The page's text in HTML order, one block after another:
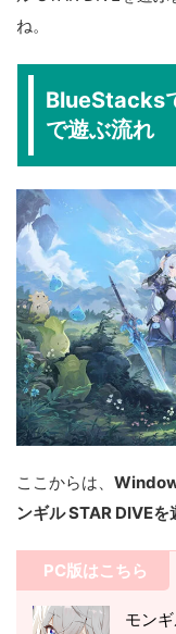
ね。
BlueStacks
で遊ぶ流れ
ここからは、
ンギル STAR DIVEを
PC版はこちら
モン